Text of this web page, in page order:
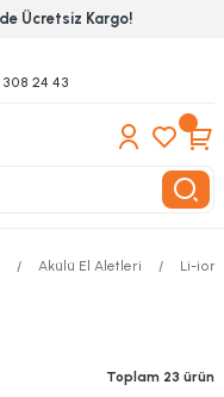
Ücretsiz Kargo!
24 43
Akülü El Aletleri Li-ion
Toplam 23 ürün